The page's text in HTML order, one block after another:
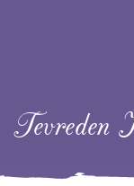
Tevreden